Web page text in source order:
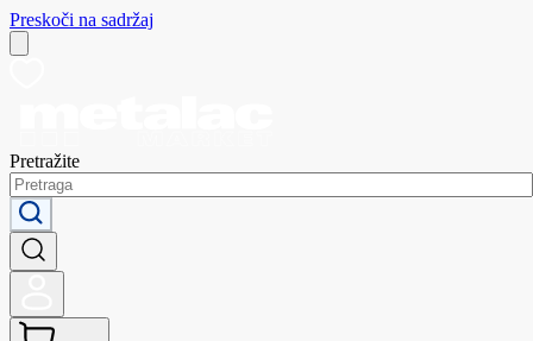
Preskoči na sadržaj
Pretražite